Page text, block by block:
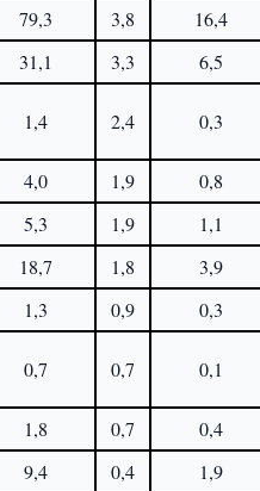
79,3 3,8
16,4
31,1 3,3
6,5
1,4 2,4 0,3
4,0 1,9
0,8
5,3 1,9
1,1
18,7 1,8
3,9
1,3 0,9
0,3
0,7 0,7 0,1
1,8 0,7
0,4
9,4 0,4
1,9